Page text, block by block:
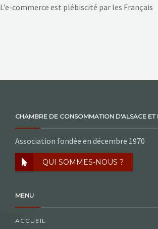
NOS ACTIONS
L’e-commerce est plébiscité par les Français
CHAMBRE DE CONSOMMATION D'ALSACE ET
Association fondée en décembre 1970
QUI SOMMES-NOUS ?
MENU
ACCUEIL